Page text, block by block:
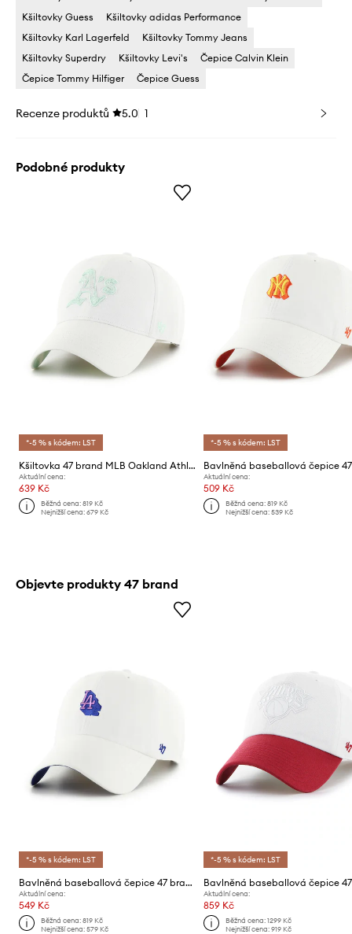
Kšiltovky Guess
Kšiltovky adidas Performance
Kšiltovky Karl Lagerfeld
Kšiltovky Tommy Jeans
Kšiltovky Superdry
Kšiltovky Levi's
Čepice Calvin Klein
Čepice Tommy Hilfiger
Čepice Guess
Recenze produktů 5.0 1
Podobné produkty
*-5 % s kódem: LST
Kšiltovka 47 brand MLB Oakland Athletics
Aktuální cena:
639 Kč
Běžná cena:819 Kč
Nejnižší cena:679 Kč
*-5 % s kódem: LST
Aktuální cena:
509 Kč
Běžná cena: 819 Kč
Nejnižší cena: 539 Kč
Objevte produkty 47 brand
*-5 % s kódem: LST
Bavlněná baseballová čepice 47 brand MLB Los Angeles Dodgers
Aktuální cena:
549 Kč
Běžná cena:819 Kč
Nejnižší cena:579 Kč
*-5 % s kódem: LST
Aktuální cena:
859 Kč
Běžná cena: 1299 Kč
Nejnižší cena: 919 Kč